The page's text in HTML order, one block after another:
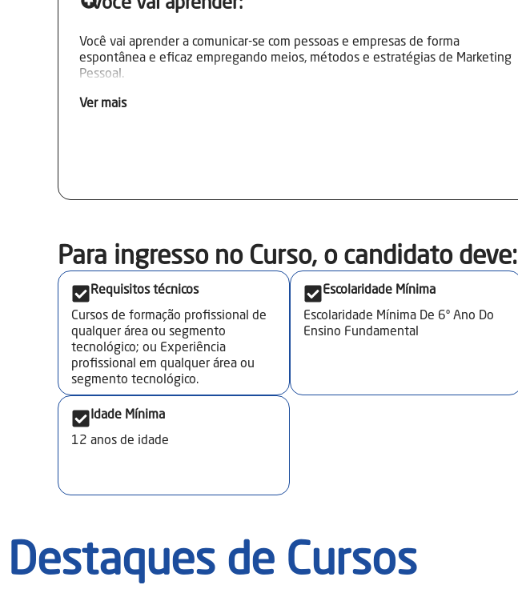
Você vai aprender:
Você vai aprender a comunicar-se com pessoas e empresas de forma
espontânea e eficaz empregando meios, métodos e estratégias de Marketing
Pessoal.
Ver mais
Para ingresso no Curso, o candidato deve:​
Requisitos técnicos
Cursos de formação profissional de
qualquer área ou segmento
tecnológico; ou Experiência
profissional em qualquer área ou
segmento tecnológico.
Escolaridade Mínima
Escolaridade Mínima De 6º Ano Do
Ensino Fundamental
Idade Mínima
12 anos de idade
Destaques de Cursos